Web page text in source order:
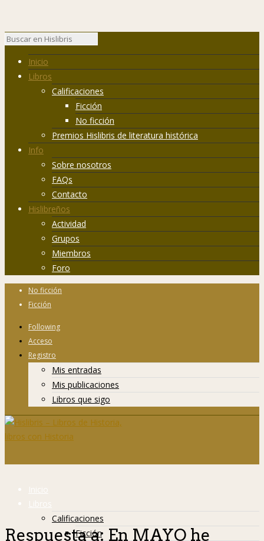
Inicio
Libros
Calificaciones
Ficción
No ficción
Premios Hislibris de literatura histórica
Info
Sobre nosotros
FAQs
Contacto
Hislibreños
Actividad
Grupos
Miembros
Foro
No ficción
Ficción
Following
Acceso
Registro
Mis entradas
Mis publicaciones
Libros que sigo
Inicio
Libros
Calificaciones
Ficción
Respuesta a: En MAYO he